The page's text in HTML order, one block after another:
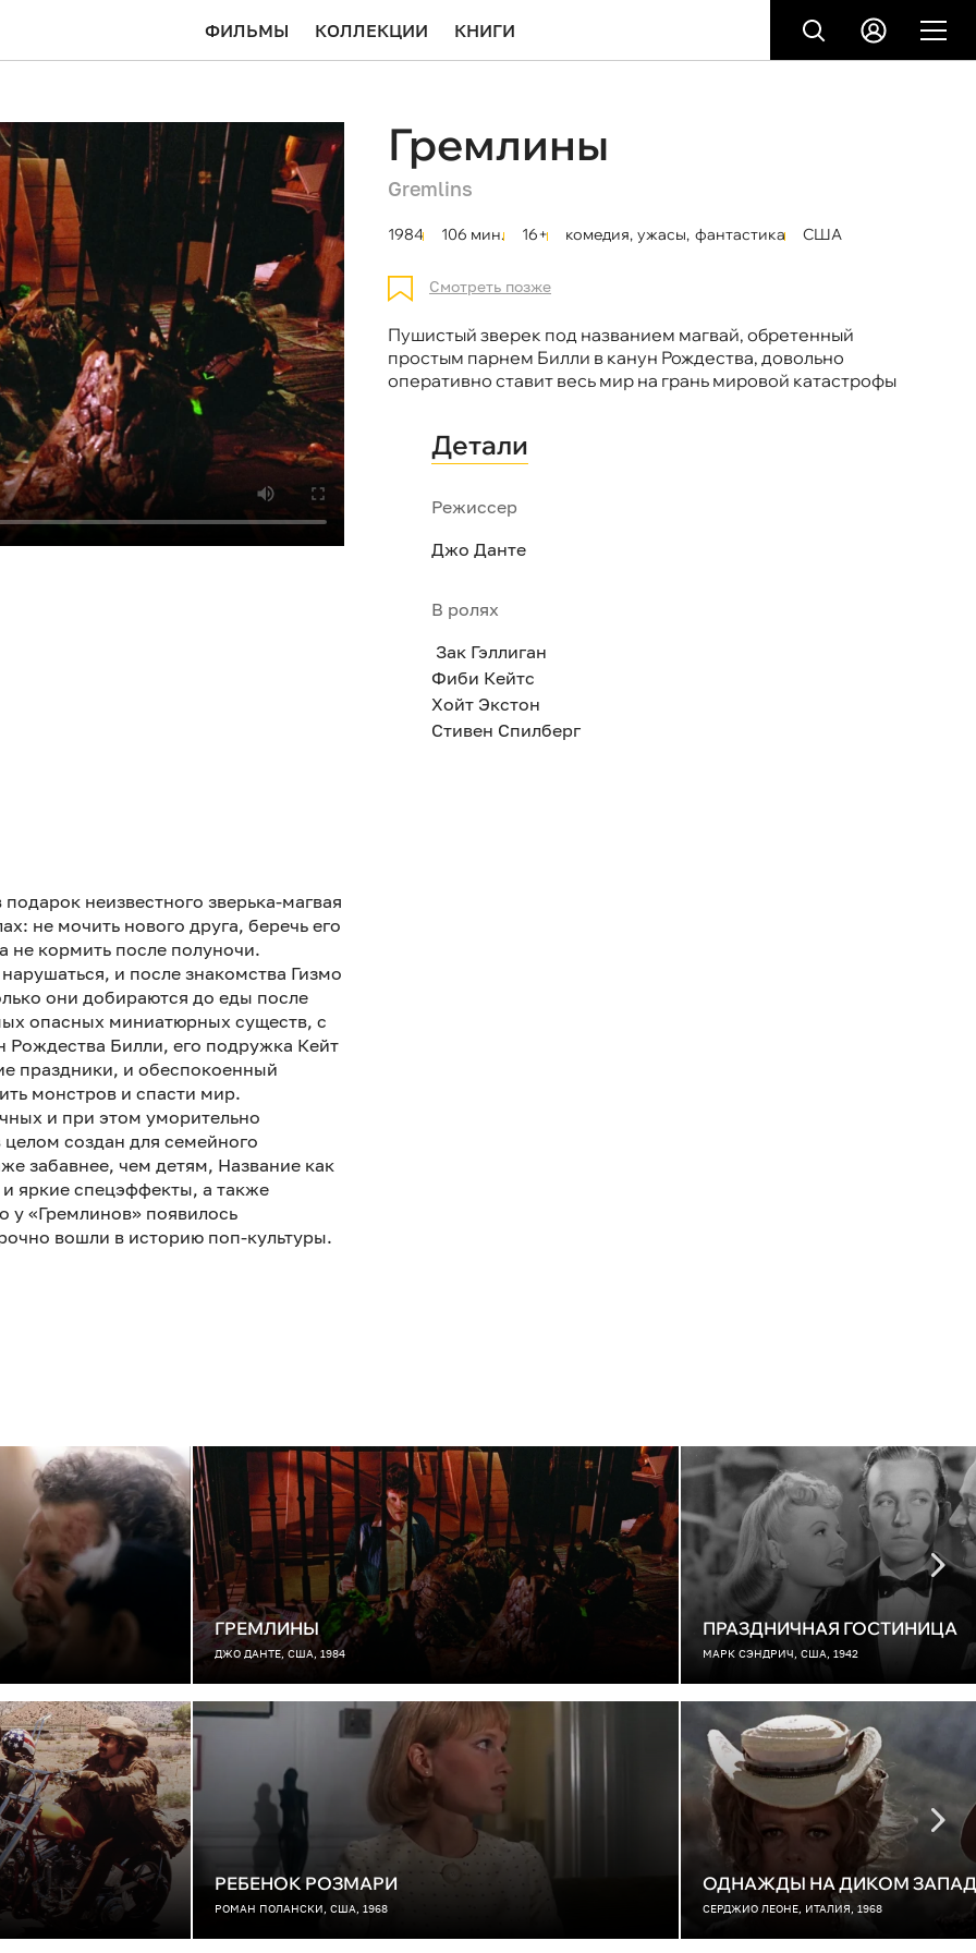
ФИЛЬМЫ КОЛЛЕКЦИИ КНИГИ
Гремлины
Gremlins
1984 106 мин. 16+ комедия, ужасы, фантастика США
Смотреть позже
Пушистый зверек под названием магвай, обретенный
простым парнем Билли в канун Рождества, довольно
оперативно ставит весь мир на грань мировой катастрофы
Детали
Режиссер
Джо Данте
В ролях
Зак Гэллиган
Фиби Кейтс
Хойт Экстон
Стивен Спилберг
неизвестного зверька-магвая
не мочить нового друга, беречь его
не кормить после полуночи.
и после знакомства Гизмо
они добираются до еды после
опасных миниатюрных существ, с
Рождества Билли, его подружка Кейт
праздники, и обеспокоенный
монстров и спасти мир.
и при этом уморительно
создан для семейного
забавнее, чем детям, Название как
яркие спецэффекты, а также
у «Гремлинов» появилось
вошли в историю поп-культуры.
ГРЕМЛИНЫ
ДЖО ДАНТЕ, США, 1984
ПРАЗДНИЧНАЯ ГОСТИНИЦА
МАРК СЭНДРИЧ, США, 1942
РЕБЕНОК РОЗМАРИ
РОМАН ПОЛАНСКИ, США, 1968
ОДНАЖДЫ НА ДИКОМ
СЕРДЖИО ЛЕОНЕ, ИТАЛИЯ, 1968